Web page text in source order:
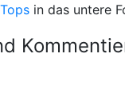
in das untere